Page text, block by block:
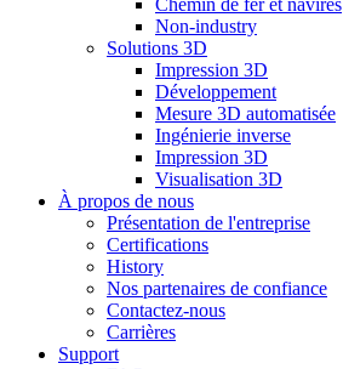
Chemin de fer et navires
Non-industry
Solutions 3D
Impression 3D
Développement
Mesure 3D automatisée
Ingénierie inverse
Impression 3D
Visualisation 3D
À propos de nous
Présentation de l'entreprise
Certifications
History
Nos partenaires de confiance
Contactez-nous
Carrières
Support